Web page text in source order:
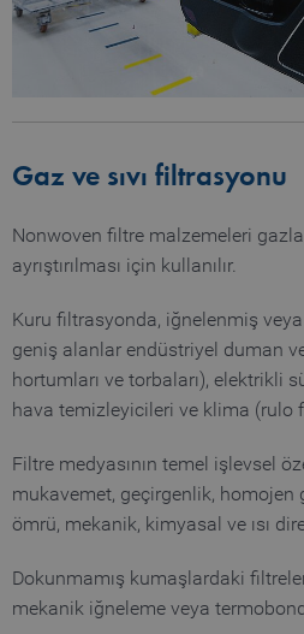
Gaz ve sıvı filtrasyonu
Nonwoven filtre malzemeleri
ayrıştırılması için kullanılır.
Kuru filtrasyonda, iğnelenmiş
geniş alanlar endüstriyel duman
hortumları ve torbaları), elektrikli
hava temizleyicileri ve klima (rulo
Filtre medyasının temel işlevsel
mukavemet, geçirgenlik, homojen
ömrü, mekanik, kimyasal ve ısı
Dokunmamış kumaşlardaki
mekanik iğneleme veya